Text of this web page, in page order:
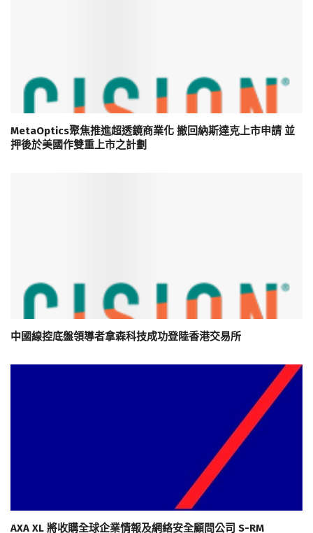
MetaOptics聚焦推進超透鏡商業化 撤回納斯達克上市申請 並
押後於美國作雙重上市之計劃
中國線控底盤領導者拿森科技成功登陸香港交易所
AXA XL 將收購全球企業情報及網絡安全顧問公司 S-RM